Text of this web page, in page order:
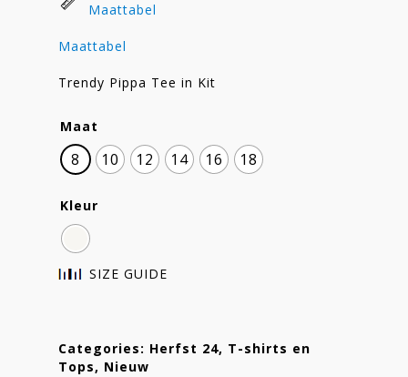
Maattabel
Maattabel
Trendy Pippa Tee in Kit
Maat
8 10 12 14 16 18
Kleur
SIZE GUIDE
Categories: Herfst 24, T-shirts en
Tops, Nieuw